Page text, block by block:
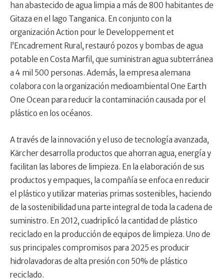
han abastecido de agua limpia a más de 800 habitantes de
Gitaza en el lago Tanganica. En conjunto con la
organización Action pour le Developpement et
l’Encadrement Rural, restauró pozos y bombas de agua
potable en Costa Marfil, que suministran agua subterránea
a 4 mil 500 personas. Además, la empresa alemana
colabora con la organización medioambiental One Earth
One Ocean para reducir la contaminación causada por el
plástico en los océanos.
A través de la innovación y el uso de tecnología avanzada,
Kärcher desarrolla productos que ahorran agua, energía y
facilitan las labores de limpieza. En la elaboración de sus
productos y empaques, la compañía se enfoca en reducir
el plástico y utilizar materias primas sostenibles, haciendo
de la sostenibilidad una parte integral de toda la cadena de
suministro. En 2012, cuadriplicó la cantidad de plástico
reciclado en la producción de equipos de limpieza. Uno de
sus principales compromisos para 2025 es producir
hidrolavadoras de alta presión con 50% de plástico
reciclado.